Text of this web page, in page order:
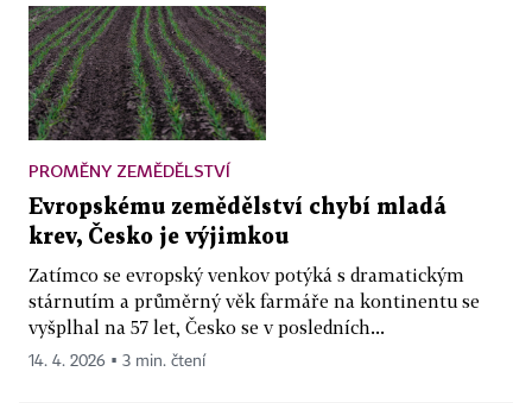
PROMĚNY ZEMĚDĚLSTVÍ
Evropskému zemědělství chybí mladá
krev, Česko je výjimkou
Zatímco se evropský venkov potýká s dramatickým
stárnutím a průměrný věk farmáře na kontinentu se
vyšplhal na 57 let, Česko se v posledních...
14. 4. 2026 ▪ 3 min. čtení